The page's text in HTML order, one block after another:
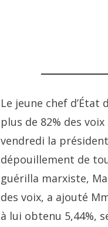
Le jeune chef
plus de 82% des
vendredi la
dépouillement de
guérilla marxiste,
des voix, a ajouté
à lui obtenu 5,44%,